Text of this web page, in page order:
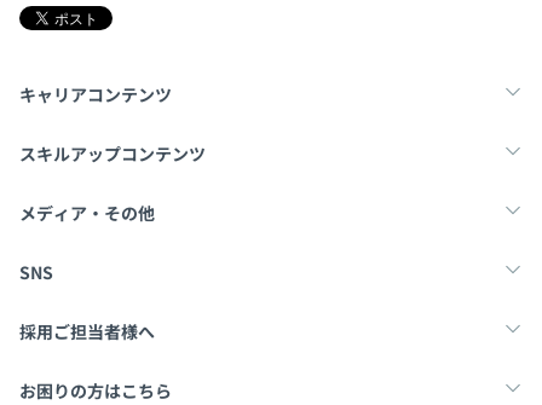
キャリアコンテンツ
転職・キャリア
スキルアップコンテンツ
学習
メディア・その他
Tech Team Journal
SNS
X
採用ご担当者様へ
採用・教育をお考えの企業様へ
お困りの方はこちら